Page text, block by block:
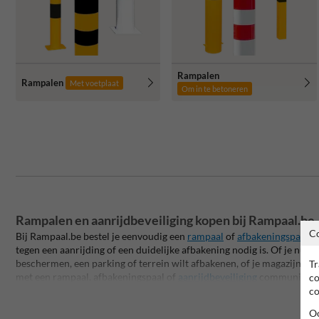
Rampalen Met voetplaat
Rampalen
Om in te betoneren
Rampalen en aanrijdbeveiliging kopen bij Rampaal.be
Bij Rampaal.be bestel je eenvoudig een rampaal ofafbakeningspaal
tegen een aanrijding of een duidelijke afbakening nodig is. Of je nu
beschermen, een parking of terrein wilt afbakenen, of je magazijn
met een rampaal, afbakeningspaal of
aanrijdbeveiliging
waar het risico zich voordoet. De paal of beveiliging vangt de klap